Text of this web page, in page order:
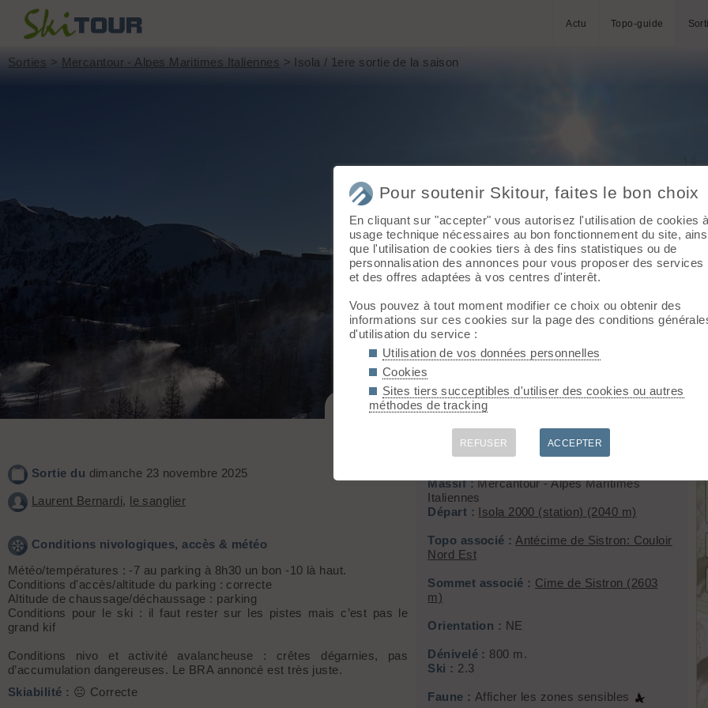
Actu Topo-guide
Sorties > Mercantour - Alpes Maritimes Italiennes > Isola / 1ere sortie de la saison
Massif :Mercantour - Alpes Maritimes
Italiennes
Départ : Isola 2000 (station) (2040 m)
Topo associé : Antécime de Sistron: Couloir
Nord Est
Sommet associé : Cime de Sistron (2603
m)
Orientation : NE
Dénivelé : 800 m.
Ski : 2.3
Faune : Afficher les zones sensibles
Sortie du dimanche 23 novembre 2025
Laurent Bernardi, le sanglier
Conditions nivologiques, accès & météo
Météo/températures : -7 au parking à 8h30 un bon -10 là haut.
Conditions d'accès/altitude du parking : correcte
Altitude de chaussage/déchaussage : parking
Conditions pour le ski : il faut rester sur les pistes mais c’est pas le
grand kif
Conditions nivo et activité avalancheuse : crêtes dégarnies, pas
d’accumulation dangereuses. Le BRA annoncé est très juste.
Skiabilité : 😐 Correcte
Pour soutenir Skitour, faites le bon choix
En cliquant sur "accepter" vous autorisez l'utilisation de cookies
usage technique nécessaires au bon fonctionnement du site,
que l'utilisation de cookies tiers à des fins statistiques ou de
personnalisation des annonces pour vous proposer des services
et des offres adaptées à vos centres d'interêt.
Vous pouvez à tout moment modifier ce choix ou obtenir des
informations sur ces cookies sur la page des conditions
d'utilisation du service :
Utilisation de vos données personnelles
Cookies
Sites tiers succeptibles d'utiliser des cookies ou autres
méthodes de tracking
REFUSER ACCEPTER